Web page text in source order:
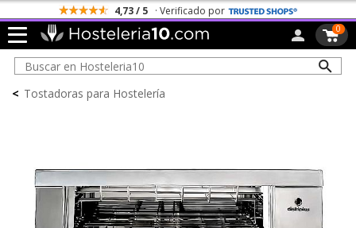
4,73 / 5 · Verificado por
0
< Tostadoras para Hostelería